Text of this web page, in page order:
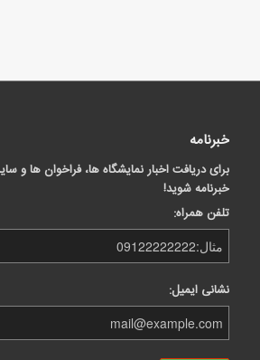
خبرنامه
برای دریافت اخبار نمایشگاه ها، فراخوان ها و
خبرنامه شوید!
تلفن همراه:
نشانی ایمیل: